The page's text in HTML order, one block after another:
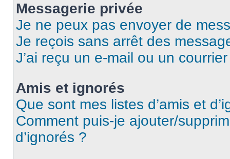
Messagerie privée
Je ne peux pas envoyer de
Je reçois sans arrêt des
J’ai reçu un e-mail ou un
Amis et ignorés
Que sont mes listes d’amis et
Comment puis-je ajouter/
d’ignorés ?